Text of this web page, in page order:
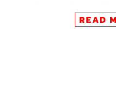
มหาวิทยาลัยมหิดล เผยว่า มหาวิ
ทัศน์ใหม่ มีการเข้าไปพูดคุยกับอ
READ